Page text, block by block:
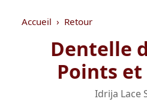
Accueil Retour
Dentelle
Points et
Idrija Lace